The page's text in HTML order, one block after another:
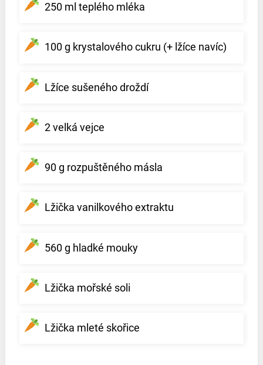
250 ml teplého mléka
100 g krystalového cukru (+ lžíce navíc)
Lžíce sušeného droždí
2 velká vejce
90 g rozpuštěného másla
Lžička vanilkového extraktu
560 g hladké mouky
Lžička mořské soli
Lžička mleté skořice